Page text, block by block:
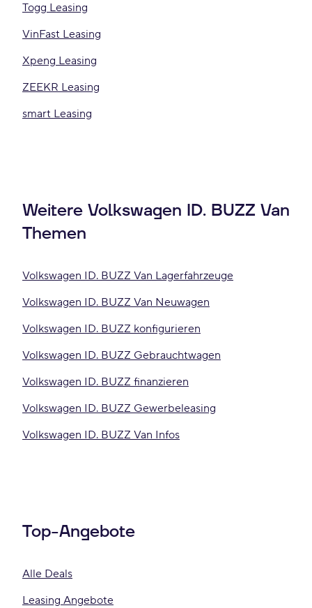
Togg Leasing
VinFast Leasing
Xpeng Leasing
ZEEKR Leasing
smart Leasing
Weitere Volkswagen ID. BUZZ Van
Themen
Volkswagen ID. BUZZ Van Lagerfahrzeuge
Volkswagen ID. BUZZ Van Neuwagen
Volkswagen ID. BUZZ konfigurieren
Volkswagen ID. BUZZ Gebrauchtwagen
Volkswagen ID. BUZZ finanzieren
Volkswagen ID. BUZZ Gewerbeleasing
Volkswagen ID. BUZZ Van Infos
Top-Angebote
Alle Deals
Leasing Angebote